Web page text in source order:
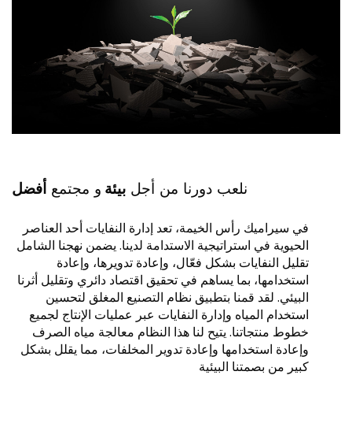
نلعب دورنا من أجل بيئة و مجتمع أفضل
في سيراميك رأس الخيمة، تعد إدارة النفايات أحد العناصر
الحيوية في استراتيجية الاستدامة لدينا. يضمن نهجنا الشامل
تقليل النفايات بشكل فعّال، وإعادة تدويرها، وإعادة
استخدامها، بما يساهم في تحقيق اقتصاد دائري وتقليل أثرنا
البيئي. لقد قمنا بتطبيق نظام التصنيع المغلق لتحسين
استخدام المياه وإدارة النفايات عبر عمليات الإنتاج لجميع
خطوط منتجاتنا. يتيح لنا هذا النظام معالجة مياه الصرف
وإعادة استخدامها وإعادة تدوير المخلفات، مما يقلل بشكل
كبير من بصمتنا البيئية